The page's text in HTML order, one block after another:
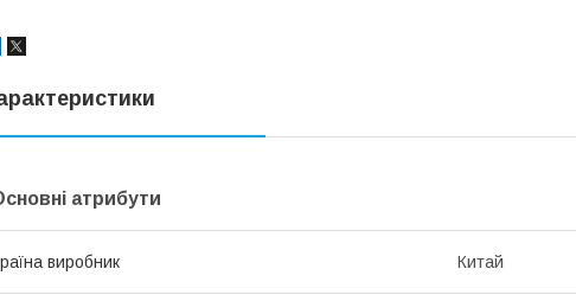
атрибути
виробник Китай